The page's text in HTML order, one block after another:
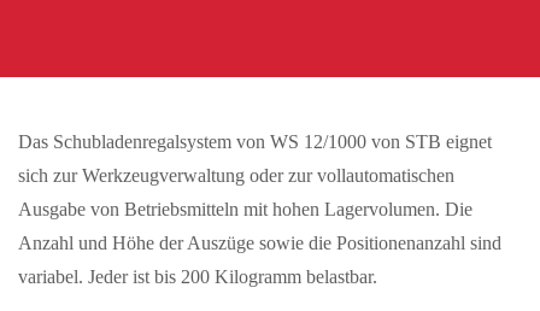
Das Schubladenregalsystem von WS 12/1000 von STB eignet
sich zur Werkzeugverwaltung oder zur vollautomatischen
Ausgabe von Betriebsmitteln mit hohen Lagervolumen. Die
Anzahl und Höhe der Auszüge sowie die Positionenanzahl sind
variabel. Jeder ist bis 200 Kilogramm belastbar.